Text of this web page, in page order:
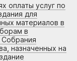
оплаты услуг по
для
материалов в
в
назначенных на